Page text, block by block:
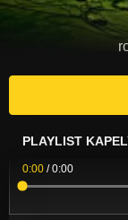
PLAYLIST
0:00 /0:00